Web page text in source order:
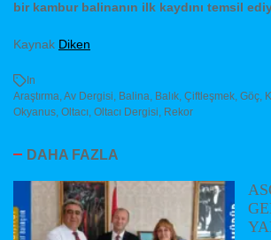
bir kambur balinanın ilk kaydını temsil
Kaynak Diken
In
Araştırma Av Dergisi Balina Balık Çiftleşmek Göç
Okyanus Oltacı Oltacı Dergisi Rekor
DAHA FAZLA